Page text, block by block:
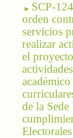
SCP-
orden
servicios
realizar
el
de la